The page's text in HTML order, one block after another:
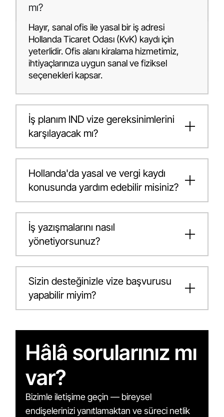
mı?
Hayır, sanal ofis ile yasal bir iş adresi
Hollanda Ticaret Odası (KvK) kaydı için
yeterlidir. Ofis alanı kiralama hizmetimiz,
ihtiyaçlarınıza uygun sanal ve fiziksel
seçenekleri kapsar.
İş planım IND vize gereksinimlerini
karşılayacak mı?
Hollanda'da yasal ve vergi kaydı
konusunda yardım edebilir misiniz?
İş yazışmalarını nasıl
yönetiyorsunuz?
Sizin desteğinizle vize başvurusu
yapabilir miyim?
Hâlâ sorularınız mı
var?
Bizimle iletişime geçin — bireysel
endişelerinizi yanıtlamaktan ve süreci netlik